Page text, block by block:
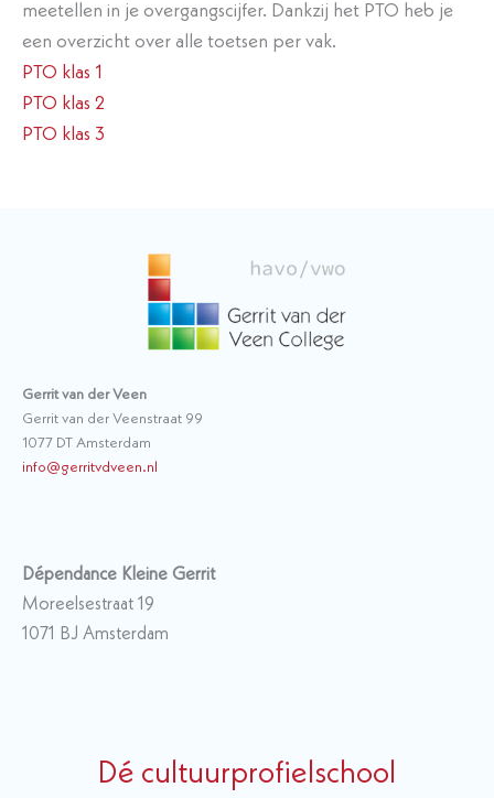
meetellen in je overgangscijfer. Dankzij het PTO heb je
een overzicht over alle toetsen per vak.
PTO klas 1
PTO klas 2
PTO klas 3
Gerrit van der Veen
Gerrit van der Veenstraat 99
1077 DT Amsterdam
info@gerritvdveen.nl
Dépendance Kleine Gerrit
Moreelsestraat 19
1071 BJ Amsterdam
Dé cultuurprofielschool